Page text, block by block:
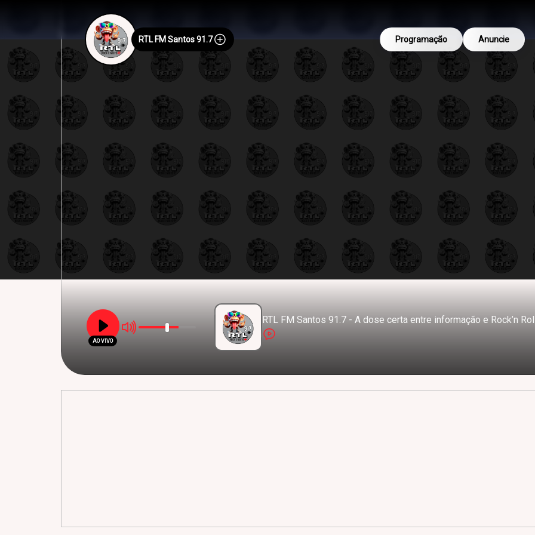
RTL FM Santos 91.7 Programação Anuncie
AO VIVO
RTL FM Santos 91.7 - A dose certa entre informação e Rock’n